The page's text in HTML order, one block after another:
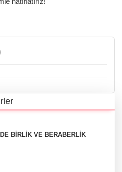
BİRLİK VE BERABERLİK